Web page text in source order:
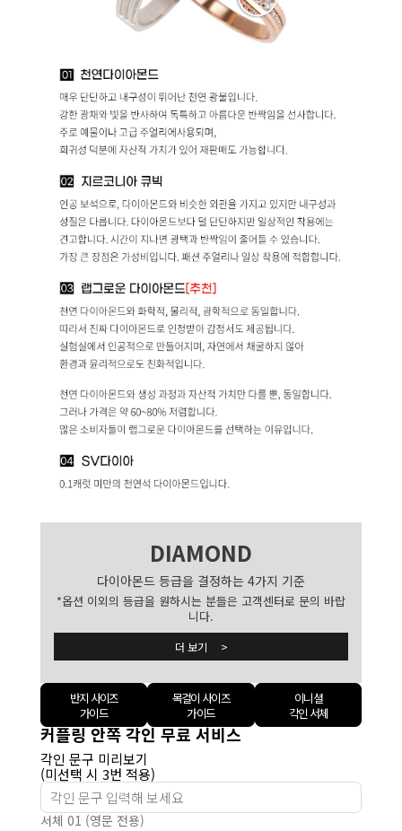
DIAMOND
다이아몬드 등급을 결정하는 4가지 기준
*옵션 이외의 등급을 원하시는 분들은 고객센터로 문의 바랍
니다.
더 보기 >
반지 사이즈
가이드
목걸이 사이즈
가이드
이니셜
각인 서체
커플링 안쪽 각인 무료 서비스
각인 문구 미리보기
(미선택 시 3번 적용)
서체 01 (영문 전용)